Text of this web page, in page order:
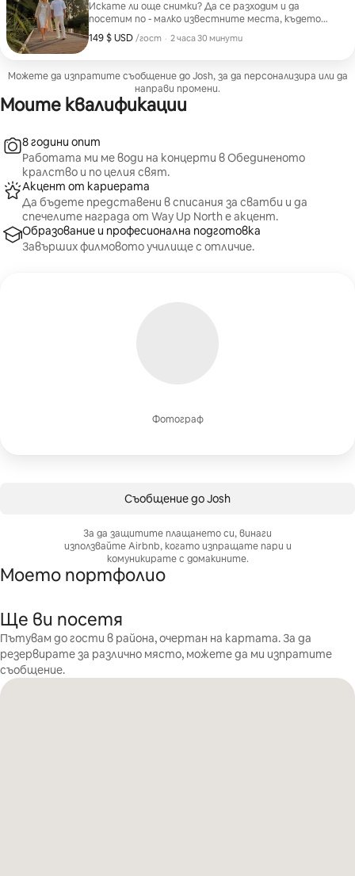
Искате ли още снимки? Да се разходим и да
посетим по - малко известните места, където
мога да ви покажа най - добрите скрити места за
невероятни снимки на двойки Опция за видеоклип –
на облеклото
149 $ USD /гост
149 $ USD на гост
, · 2 часа 30 минути
Можете да изпратите съобщение до Josh, за да персонализира или да
направи промени.
Моите квалификации
Фотограф
8 години опит
Работата ми ме води на концерти в Обединеното
кралство и по целия свят.
Акцент от кариерата
Да бъдете представени в списания за сватби и да
спечелите награда от Way Up North е акцент.
Образование и професионална подготовка
Завърших филмовото училище с отличие.
Съобщение до Josh
За да защитите плащането си, винаги
използвайте Airbnb, когато изпращате пари и
комуникирате с домакините.
Моето портфолио
Ще ви посетя
Пътувам до гости в района, очертан на картата. За да
резервирате за различно място, можете да ми изпратите
съобщение.